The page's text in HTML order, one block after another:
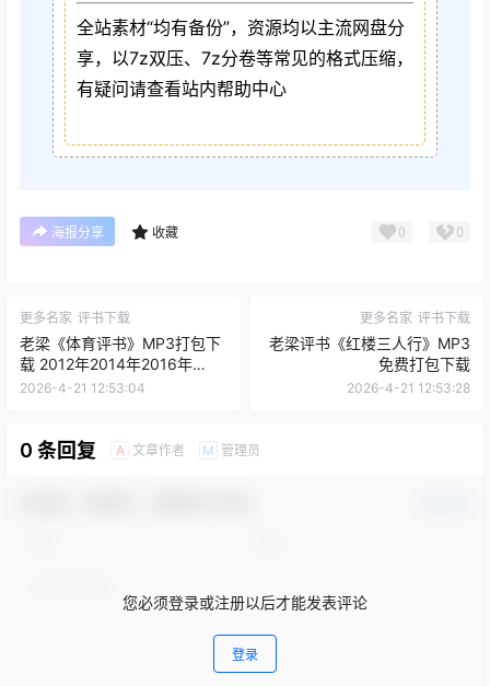
全站素材“均有备份”，资源均以主流网盘分
享，以7z双压、7z分卷等常见的格式压缩，
有疑问请查看站内帮助中心
海报分享 收藏 0 0
更多名家 评书下载
老梁《体育评书》MP3打包下
载 2012年2014年2016年
2018年合集
2026-4-21 12:53:04
更多名家 评书下载
老梁评书《红楼三人行》MP3
免费打包下载
2026-4-21 12:53:28
0 条回复 A 文章作者 M 管理员
您必须登录或注册以后才能发表评论
登录